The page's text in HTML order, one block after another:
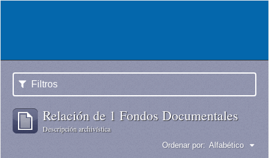
Filtros
Relación de 1 Fondos Documentales
Descripción archivística
Ordenar por: Alfabético